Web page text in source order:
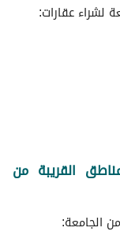
لشراء عقارات:
القريبة من
الجامعة: